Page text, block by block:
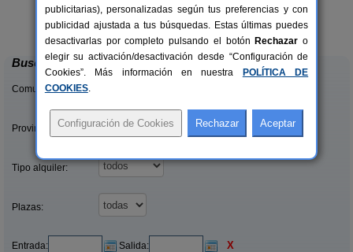
6-16+2 pers.
desde30 €
Agrolavia
Bullas (Murcia)
Buscar
Comunidades:
Provincias/Islas:
Tipo alquiler:
Plazas:
Entrada: Salida: X
publicitarias), personalizadas según tus preferencias y con
publicidad ajustada a tus búsquedas. Estas últimas puedes
desactivarlas por completo pulsando el botón Rechazar o
elegir su activación/desactivación desde “Configuración de
Cookies”. Más información en nuestra
POLÍTICA DE
COOKIES.